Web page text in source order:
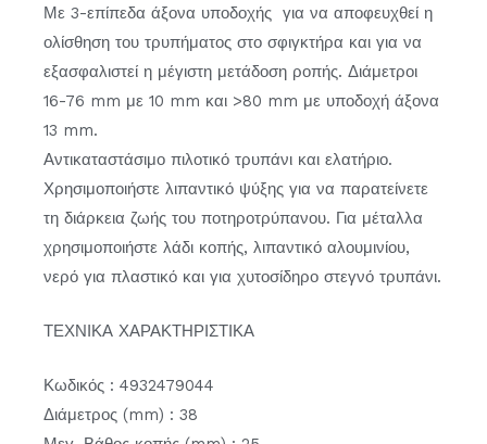
Με 3-επίπεδα άξονα υποδοχής για να αποφευχθεί η
ολίσθηση του τρυπήματος στο σφιγκτήρα και για να
εξασφαλιστεί η μέγιστη μετάδοση ροπής. Διάμετροι
16-76 mm με 10 mm και >80 mm με υποδοχή άξονα
13 mm.
Αντικαταστάσιμο πιλοτικό τρυπάνι και ελατήριο.
Χρησιμοποιήστε λιπαντικό ψύξης για να παρατείνετε
τη διάρκεια ζωής του ποτηροτρύπανου. Για μέταλλα
χρησιμοποιήστε λάδι κοπής, λιπαντικό αλουμινίου,
νερό για πλαστικό και για χυτοσίδηρο στεγνό τρυπάνι.
ΤΕΧΝΙΚΑ ΧΑΡΑΚΤΗΡΙΣΤΙΚΑ
Κωδικός : 4932479044
Διάμετρος (mm) : 38